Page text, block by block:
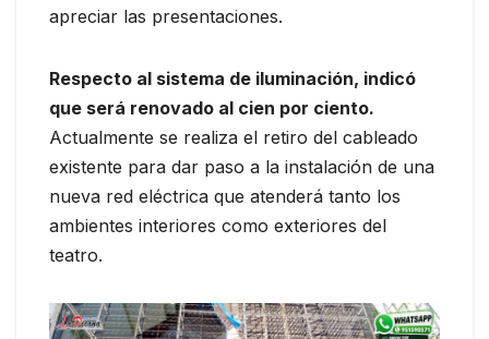
apreciar las presentaciones.
Respecto al sistema de iluminación, indicó
que será renovado al cien por ciento.
Actualmente se realiza el retiro del cableado
existente para dar paso a la instalación de una
nueva red eléctrica que atenderá tanto los
ambientes interiores como exteriores del
teatro.